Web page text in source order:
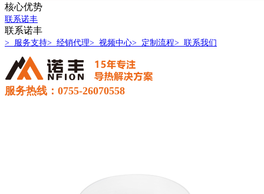
核心优势
联系诺丰
联系诺丰
> 服务支持> 经销代理> 视频中心> 定制流程> 联系我们
服务热线：0755-26070558